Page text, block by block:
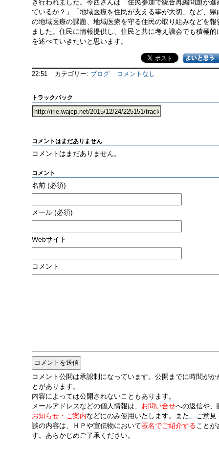
き行われました。今西さんは「住民参加で統合再編問題が進
ているか？」「地域医療を住民が支える事が大切」など、県
の地域医療の課題、地域医療を守る住民の取り組みなどを報
ました。住民に情報提供し、住民と共に考え議会でも積極的
を述べていきたいと思います。
22:51 カテゴリー: ブログ コメントなし
トラックバック
コメントはまだありません
コメントはまだありません。
コメント
名前 (必須)
メール (必須)
Webサイト
コメント
コメント公開は承認制になっています。公開までに時間がか
とがあります。
内容によっては公開されないこともあります。
メールアドレスなどの個人情報は、 お問い合せへの返信や、
お知らせ・ご案内などにのみ使用いたします。また、ご意見
談の内容は、ＨＰや宣伝物において 匿名でご紹介することが
す。あらかじめご了承ください。